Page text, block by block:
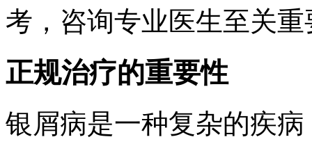
考，咨询专业医生至关重
正规治疗的重要性
银屑病是一种复杂的疾